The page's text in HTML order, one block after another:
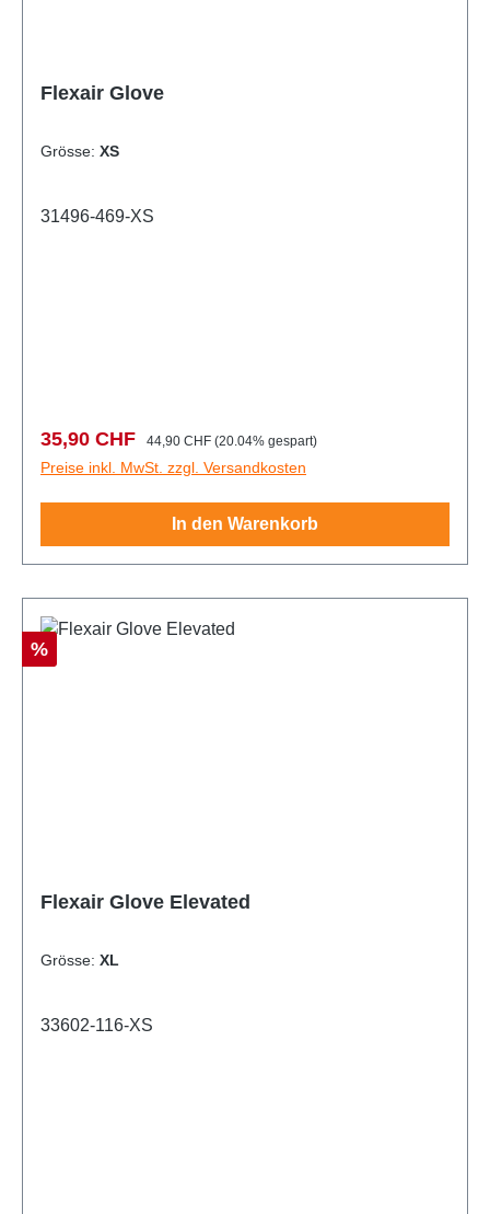
Flexair Glove
Grösse: XS
31496-469-XS
Verkaufspreis:
35,90 CHF Regulärer Preis:
44,90 CHF (20.04% gespart)
Preise inkl. MwSt. zzgl. Versandkosten
In den Warenkorb
Rabatt
%
Flexair Glove Elevated
Grösse: XL
33602-116-XS